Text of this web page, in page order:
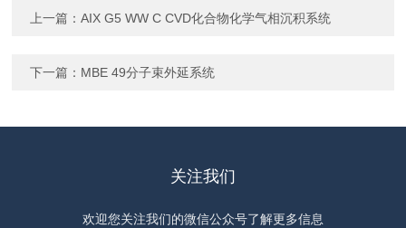
上一篇：AIX G5 WW C CVD化合物化学气相沉积系统
下一篇： MBE 49分子束外延系统
关注我们
欢迎您关注我们的微信公众号了解更多信息